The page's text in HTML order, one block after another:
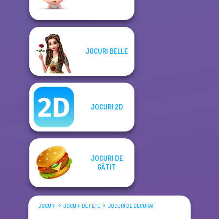
JOCURI BELLE
JOCURI 2D
JOCURI DE
GĂTIT
JOCURI JOCURI DE FETE JOCURI DE DECORAT